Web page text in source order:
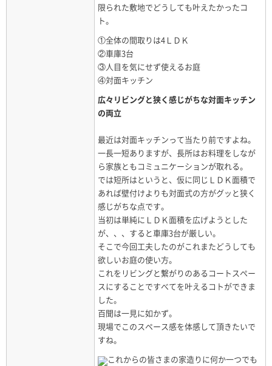
限られた敷地でどうしても叶えたかったコ
ト。
①全体の間取りは4ＬＤＫ
②車庫3台
③人目を気にせず使えるお庭
④対面キッチン
広々リビングと狭く感じがちな対面キッチン
の両立
最近は対面キッチンって当たり前ですよね。
一長一短ありますが、長所はお料理をしなが
ら家族ともコミュニケーションが取れる。
では短所はというと、仮に同じＬＤＫ面積で
あれば壁付けよりも対面式の方がグッと狭く
感じがちな点です。
当初は単純にＬＤＫ面積を広げようとした
が、、、すると車庫3台が厳しい。
そこで今回工夫したのがこれまたどうしても
欲しいお庭の使い方。
これをリビングと繋がりのあるコートスペー
スにすることですべてを叶えるコトができま
した。
百聞は一見に如かず。
現場でこのスペース感を体感して頂きたいで
すね。
これからの皆さまの家造りに何か一つでも